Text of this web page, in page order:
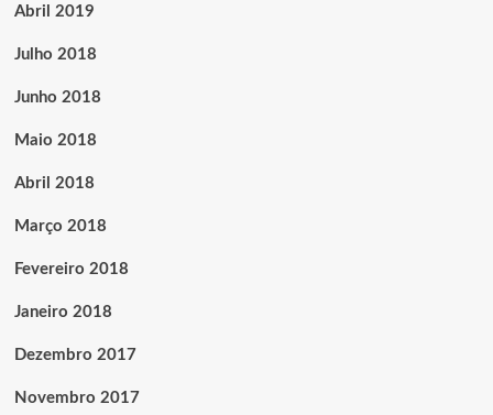
Abril 2019
Julho 2018
Junho 2018
Maio 2018
Abril 2018
Março 2018
Fevereiro 2018
Janeiro 2018
Dezembro 2017
Novembro 2017